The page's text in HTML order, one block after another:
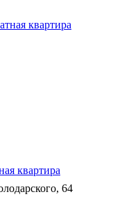
квартира
64